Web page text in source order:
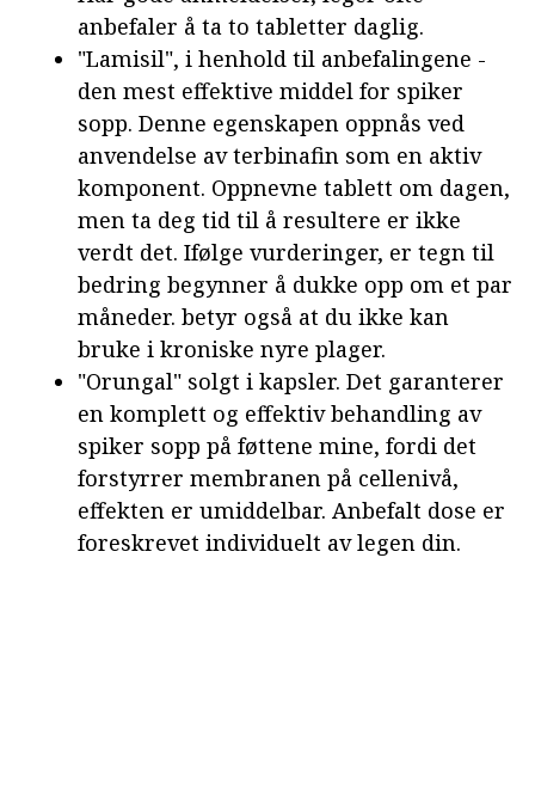
anbefaler å ta to tabletter daglig.
"Lamisil", i henhold til anbefalingene -
den mest effektive middel for spiker
sopp. Denne egenskapen oppnås ved
anvendelse av terbinafin som en aktiv
komponent. Oppnevne tablett om dagen,
men ta deg tid til å resultere er ikke
verdt det. Ifølge vurderinger, er tegn til
bedring begynner å dukke opp om et par
måneder. betyr også at du ikke kan
bruke i kroniske nyre plager.
"Orungal" solgt i kapsler. Det garanterer
en komplett og effektiv behandling av
spiker sopp på føttene mine, fordi det
forstyrrer membranen på cellenivå,
effekten er umiddelbar. Anbefalt dose er
foreskrevet individuelt av legen din.